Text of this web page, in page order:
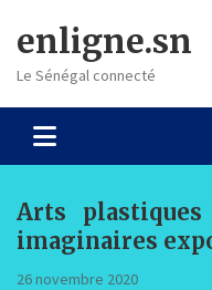
content
enligne.sn
Le Sénégal connecté
Arts
imaginaires
26 novembre 2020